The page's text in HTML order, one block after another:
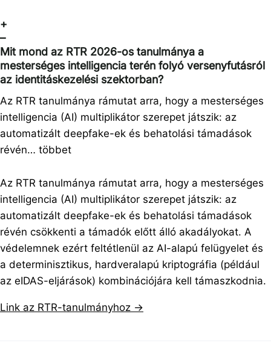
+
–
Mit mond az RTR 2026-os tanulmánya a
mesterséges intelligencia terén folyó versenyfutásról
az identitáskezelési szektorban?
Az RTR tanulmánya rámutat arra, hogy a mesterséges
intelligencia (AI) multiplikátor szerepet játszik: az
automatizált deepfake-ek és behatolási támadások
révén… többet
Az RTR tanulmánya rámutat arra, hogy a mesterséges
intelligencia (AI) multiplikátor szerepet játszik: az
automatizált deepfake-ek és behatolási támadások
révén csökkenti a támadók előtt álló akadályokat. A
védelemnek ezért feltétlenül az AI-alapú felügyelet és
a determinisztikus, hardveralapú kriptográfia (például
az eIDAS-eljárások) kombinációjára kell támaszkodnia.
Link az RTR-tanulmányhoz →